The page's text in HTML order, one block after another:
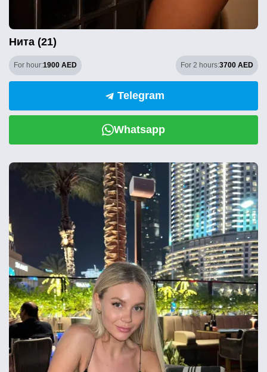
Нита (21)
For hour:1900 AED For 2 hours:3700 AED
Telegram
Whatsapp